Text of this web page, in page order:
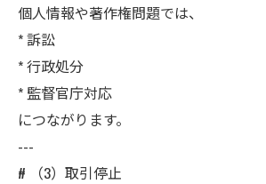
個人情報や著作権問題では、
* 訴訟
* 行政処分
* 監督官庁対応
につながります。
---
# （3）取引停止